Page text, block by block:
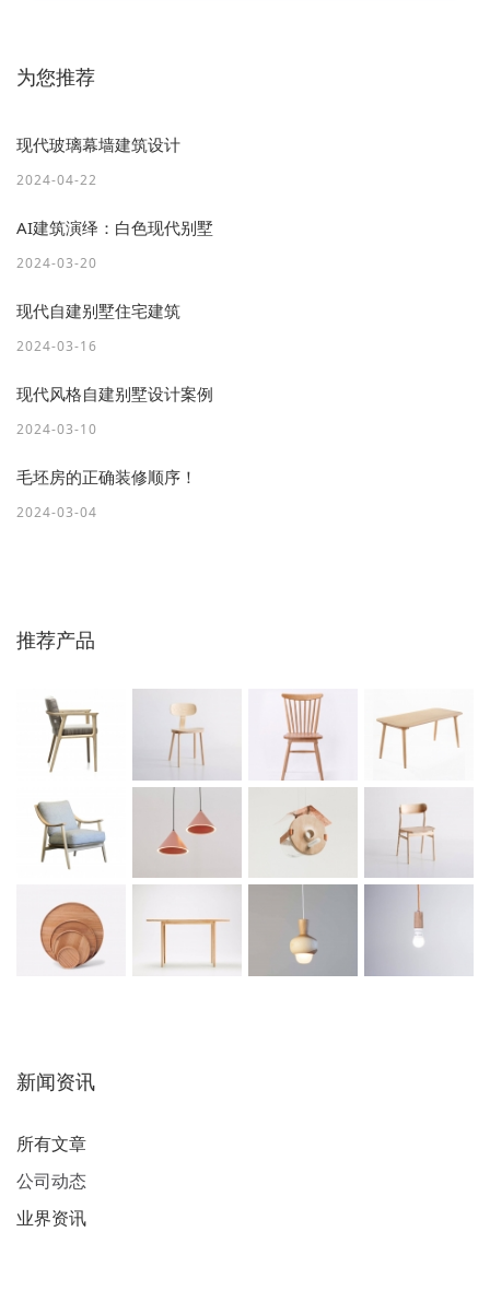
为您推荐
现代玻璃幕墙建筑设计
2024-04-22
AI建筑演绎：白色现代别墅
2024-03-20
现代自建别墅住宅建筑
2024-03-16
现代风格自建别墅设计案例
2024-03-10
毛坯房的正确装修顺序！
2024-03-04
推荐产品
新闻资讯
所有文章
公司动态
业界资讯